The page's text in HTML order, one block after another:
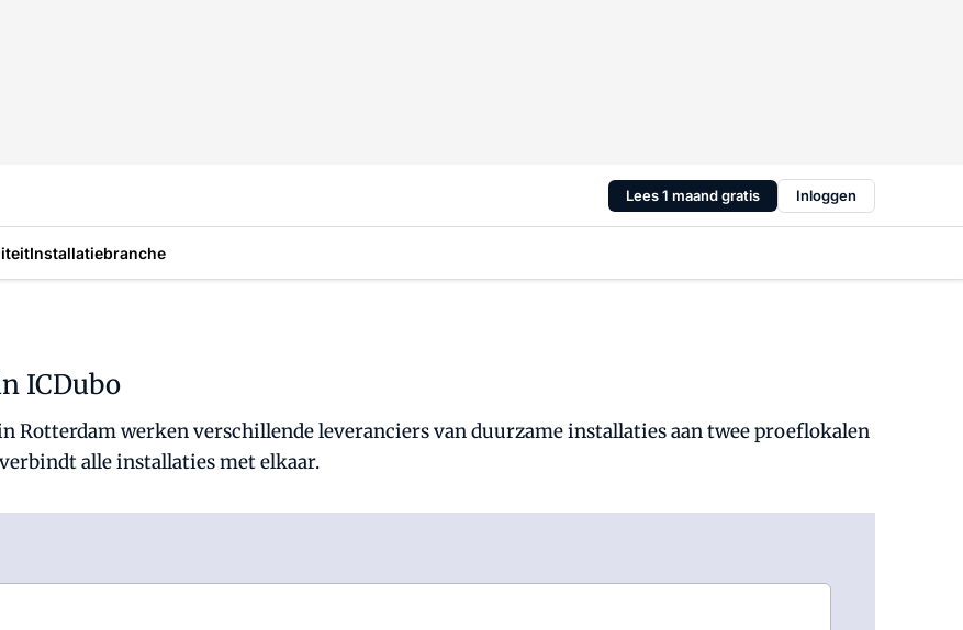
Lees 1 maand gratis Inloggen
Installatiebranche
ICDubo
Rotterdam werken verschillende leveranciers van duurzame installaties aan twee proeflokalen
alle installaties met elkaar.